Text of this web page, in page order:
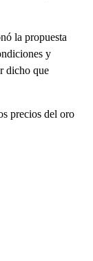
la propuesta
y
dicho que
precios del oro